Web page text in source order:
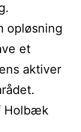
opløsning
et
aktiver
Holbæk